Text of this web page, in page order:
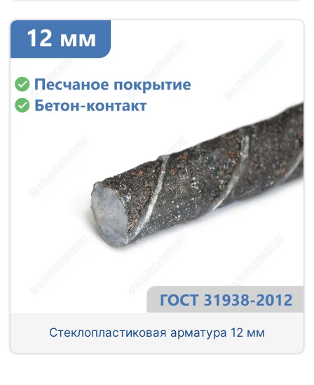
Стеклопластиковая арматура 12 мм